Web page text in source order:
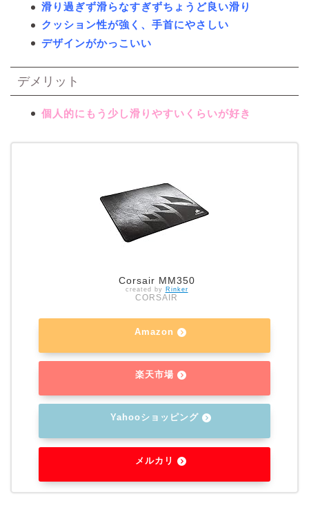
滑り過ぎず滑らなすぎずちょうど良い滑り
クッション性が強く、手首にやさしい
デザインがかっこいい
デメリット
個人的にもう少し滑りやすいくらいが好き
Corsair MM350
created by Rinker
CORSAIR
Amazon
楽天市場
Yahooショッピング
メルカリ